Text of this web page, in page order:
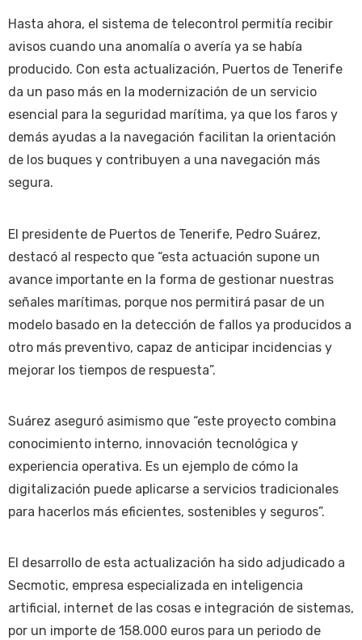
Hasta ahora, el sistema de telecontrol permitía recibir
avisos cuando una anomalía o avería ya se había
producido. Con esta actualización, Puertos de Tenerife
da un paso más en la modernización de un servicio
esencial para la seguridad marítima, ya que los faros y
demás ayudas a la navegación facilitan la orientación
de los buques y contribuyen a una navegación más
segura.
El presidente de Puertos de Tenerife, Pedro Suárez,
destacó al respecto que “esta actuación supone un
avance importante en la forma de gestionar nuestras
señales marítimas, porque nos permitirá pasar de un
modelo basado en la detección de fallos ya producidos a
otro más preventivo, capaz de anticipar incidencias y
mejorar los tiempos de respuesta”.
Suárez aseguró asimismo que “este proyecto combina
conocimiento interno, innovación tecnológica y
experiencia operativa. Es un ejemplo de cómo la
digitalización puede aplicarse a servicios tradicionales
para hacerlos más eficientes, sostenibles y seguros”.
El desarrollo de esta actualización ha sido adjudicado a
Secmotic, empresa especializada en inteligencia
artificial, internet de las cosas e integración de sistemas,
por un importe de 158.000 euros para un periodo de